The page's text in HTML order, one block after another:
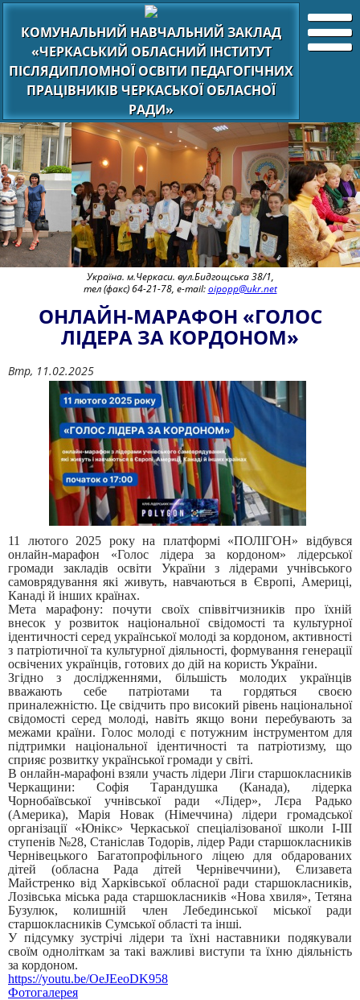
КОМУНАЛЬНИЙ НАВЧАЛЬНИЙ ЗАКЛАД
«ЧЕРКАСЬКИЙ ОБЛАСНИЙ ІНСТИТУТ
ПІСЛЯДИПЛОМНОЇ ОСВІТИ ПЕДАГОГІЧНИХ
ПРАЦІВНИКІВ ЧЕРКАСЬКОЇ ОБЛАСНОЇ
РАДИ»
Україна. м.Черкаси. вул.Бидгощська 38/1,
тел (факс) 64-21-78, e-mail:oipopp@ukr.net
ОНЛАЙН-МАРАФОН «ГОЛОС
ЛІДЕРА ЗА КОРДОНОМ»
Втр, 11.02.2025
11 лютого 2025 року на платформі «ПОЛІГОН» відбувся
онлайн-марафон «Голос лідера за кордоном» лідерської
громади закладів освіти України з лідерами учнівського
самоврядування які живуть, навчаються в Європі, Америці,
Канаді й інших країнах.
Мета марафону: почути своїх співвітчизників про їхній
внесок у розвиток національної свідомості та культурної
ідентичності серед української молоді за кордоном, активності
з патріотичної та культурної діяльності, формування генерації
освічених українців, готових до дій на користь України.
Згідно з дослідженнями, більшість молодих українців
вважають себе патріотами та гордяться своєю
приналежністю. Це свідчить про високий рівень національної
свідомості серед молоді, навіть якщо вони перебувають за
межами країни. Голос молоді є потужним інструментом для
підтримки національної ідентичності та патріотизму, що
сприяє розвитку української громади у світі.
В онлайн-марафоні взяли участь лідери Ліги старшокласників
Черкащини: Софія Тарандушка (Канада), лідерка
Чорнобаївської учнівської ради «Лідер», Лєра Радько
(Америка), Марія Новак (Німеччина) лідери громадської
організації «Юнікс» Черкаської спеціалізованої школи І-ІІІ
ступенів №28, Станіслав Тодорів, лідер Ради старшокласників
Чернівецького Багатопрофільного ліцею для обдарованих
дітей (обласна Рада дітей Чернівеччини), Єлизавета
Майстренко від Харківської обласної ради старшокласників,
Лозівська міська рада старшокласників «Нова хвиля», Тетяна
Бузулюк, колишній член Лебединської міської ради
старшокласників Сумської області та інші.
У підсумку зустрічі лідери та їхні наставники подякували
своїм одноліткам за такі важливі виступи та їхню діяльність
за кордоном.
https://youtu.be/OeJEeoDK958
Фотогалерея